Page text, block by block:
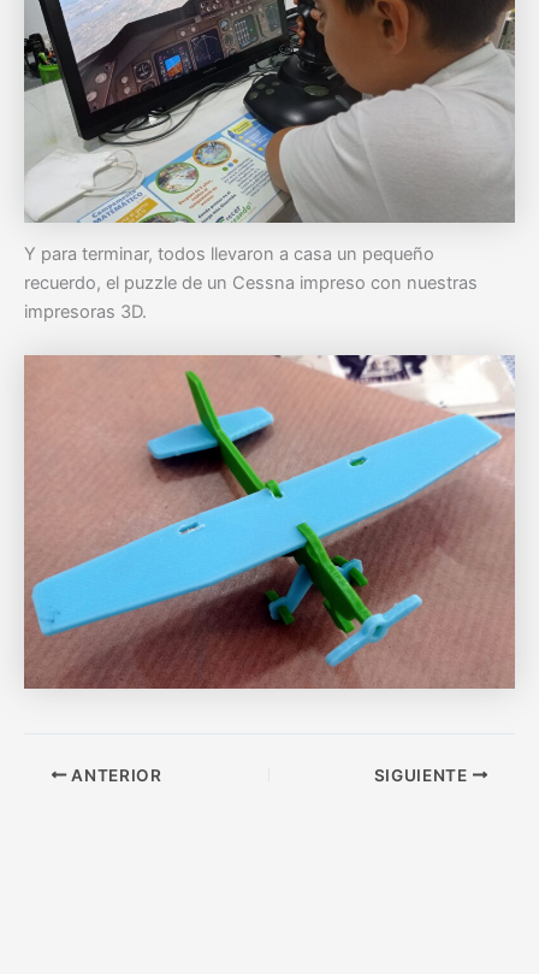
Y para terminar, todos llevaron a casa un pequeño
recuerdo, el puzzle de un Cessna impreso con nuestras
impresoras 3D.
ANTERIOR SIGUIENTE